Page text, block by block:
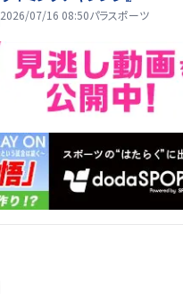
2026/07/16 08:50パラスポーツ